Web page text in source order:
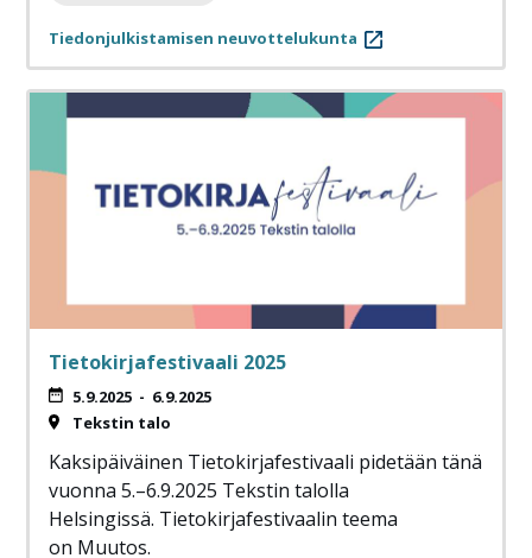
Tiedonjulkistamisen neuvottelukunta
Tietokirjafestivaali 2025
5.9.2025 - 6.9.2025
Tekstin talo
Kaksipäiväinen Tietokirjafestivaali pidetään tänä
vuonna 5.–6.9.2025 Tekstin talolla
Helsingissä. Tietokirjafestivaalin teema
on Muutos.